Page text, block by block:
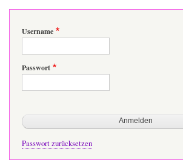
Username
Passwort
Passwort zurücksetzen